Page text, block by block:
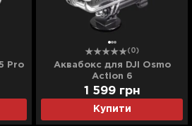
Pro
(0)
Аквабокс для DJI Osmo
Action 6
Купити
1 599 грн